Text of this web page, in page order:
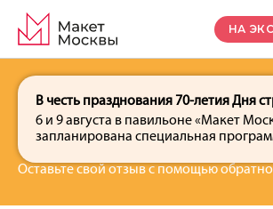
НА
ОТЗЫВЫ
Оставьте свой отзыв с помощью
В честь празднования 70-летия Дня
6 и 9 августа в павильоне «Макет
запланирована специальная